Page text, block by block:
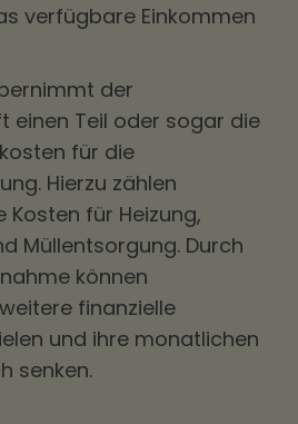
verfügbare Einkommen
der
einen Teil oder sogar die
für die
Hierzu zählen
Kosten für Heizung,
Müllentsorgung. Durch
können
finanzielle
und ihre monatlichen
senken.